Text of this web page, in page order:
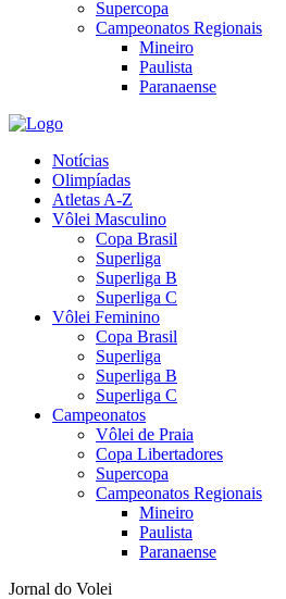
Supercopa
Campeonatos Regionais
Mineiro
Paulista
Paranaense
Notícias
Olimpíadas
Atletas A-Z
Vôlei Masculino
Copa Brasil
Superliga
Superliga B
Superliga C
Vôlei Feminino
Copa Brasil
Superliga
Superliga B
Superliga C
Campeonatos
Vôlei de Praia
Copa Libertadores
Supercopa
Campeonatos Regionais
Mineiro
Paulista
Paranaense
Jornal do Volei